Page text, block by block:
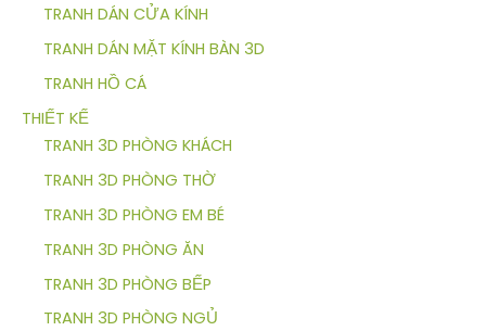
TRANH DÁN CỬA KÍNH
TRANH DÁN MẶT KÍNH BÀN 3D
TRANH HỒ CÁ
THIẾT KẾ
TRANH 3D PHÒNG KHÁCH
TRANH 3D PHÒNG THỜ
TRANH 3D PHÒNG EM BÉ
TRANH 3D PHÒNG ĂN
TRANH 3D PHÒNG BẾP
TRANH 3D PHÒNG NGỦ